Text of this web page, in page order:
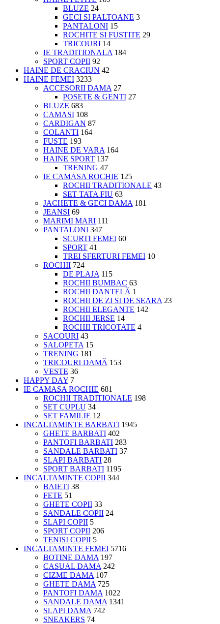
BLUZE 24
GECI SI PALTOANE 3
PANTALONI 15
ROCHITE SI FUSTITE 29
TRICOURI 14
IE TRADITIONALA 184
SPORT COPII 92
HAINE DE CRACIUN 42
HAINE FEMEI 3233
ACCESORII DAMA 27
POSETE & GENTI 27
BLUZE 683
CAMASI 108
CARDIGAN 87
COLANTI 164
FUSTE 193
HAINE DE VARA 164
HAINE SPORT 137
TRENING 47
IE CAMASA ROCHIE 125
ROCHII TRADITIONALE 43
SET TATA FIU 63
JACHETE & GECI DAMA 181
JEANSI 69
MARIMI MARI 111
PANTALONI 347
SCURTI FEMEI 60
SPORT 41
TREI SFERTURI FEMEI 10
ROCHII 724
DE PLAJA 115
ROCHII BUMBAC 63
ROCHII DANTELĂ 1
ROCHII DE ZI SI DE SEARA 23
ROCHII ELEGANTE 142
ROCHII JERSE 14
ROCHII TRICOTATE 4
SACOURI 43
SALOPETA 15
TRENING 181
TRICOURI DAMĂ 153
VESTE 36
HAPPY DAY 7
IE CAMASA ROCHIE 681
ROCHII TRADITIONALE 198
SET CUPLU 34
SET FAMILIE 12
INCALTAMINTE BARBATI 1945
GHETE BARBATI 402
PANTOFI BARBATI 283
SANDALE BARBATI 37
SLAPI BARBATI 28
SPORT BARBATI 1195
INCALTAMINTE COPII 344
BAIETI 38
FETE 51
GHETE COPII 33
SANDALE COPII 24
SLAPI COPII 5
SPORT COPII 206
TENISI COPII 5
INCALTAMINTE FEMEI 5716
BOTINE DAMA 197
CASUAL DAMA 242
CIZME DAMA 107
GHETE DAMA 725
PANTOFI DAMA 1022
SANDALE DAMA 1341
SLAPI DAMA 742
SNEAKERS 74